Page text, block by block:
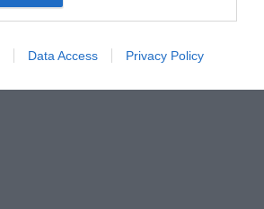
Data Access Privacy Policy